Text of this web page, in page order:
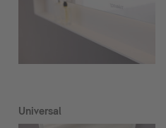
Universal